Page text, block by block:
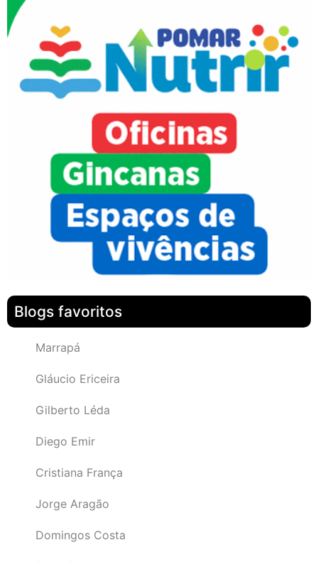
Blogs favoritos
Marrapá
Gláucio Ericeira
Gilberto Léda
Diego Emir
Cristiana França
Jorge Aragão
Domingos Costa